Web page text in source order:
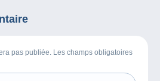
pas publiée. Les champs obligatoires